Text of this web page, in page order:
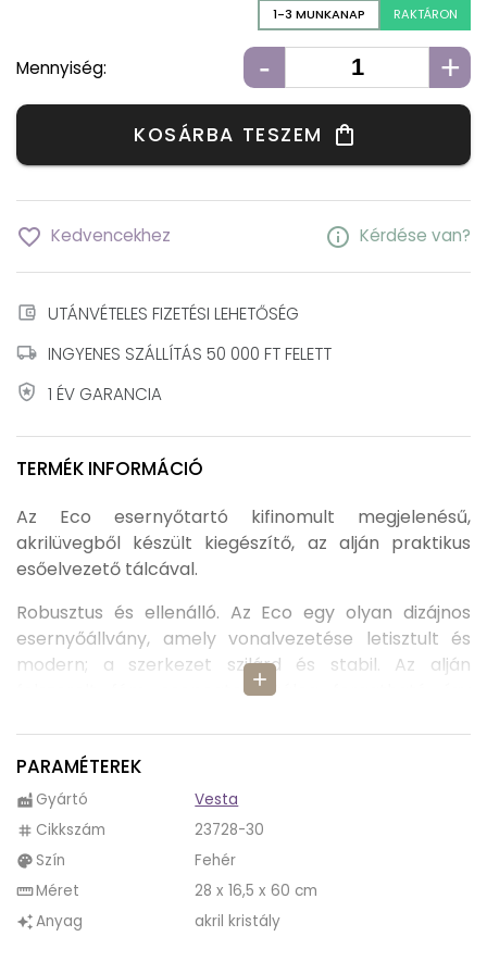
1-3 MUNKANAP RAKTÁRON
Mennyiség: - +
KOSÁRBA TESZEM shopping_bag
favorite_border Kedvencekhez info Kérdése van?
account_balance_wallet UTÁNVÉTELES FIZETÉSI LEHETŐSÉG
local_shipping INGYENES SZÁLLÍTÁS 50 000 FT FELETT
local_police 1 ÉV GARANCIA
TERMÉK INFORMÁCIÓ
add
Az Eco esernyőtartó kifinomult megjelenésű,
akrilüvegből készült kiegészítő, az alján praktikus
esőelvezető tálcával.
Robusztus és ellenálló. Az Eco egy olyan dizájnos
esernyőállvány, amely vonalvezetése letisztult és
modern; a szerkezet szilárd és stabil. Az alján
felszerelt fém csepegtető tálca forgatható, így
Tágas mérete lehetővé teszi a nagy esernyők
tökéletes rendben tartását akár otthon, akár az
irodában.
Száraz padló esős napokon is! Az Eco ideális
esernyőtartó, mely ötvözi a funkcionalitást és a
praktikumot, mindezt kellő eleganciával, mely
garantáltan eredeti megjelenést kölcsönöz a
PARAMÉTEREK
factory Gyártó Vesta
tag Cikkszám 23728-30
palette Szín Fehér
straightenMéret 28 x 16,5 x 60 cm
auto_awesomeAnyag akril kristály